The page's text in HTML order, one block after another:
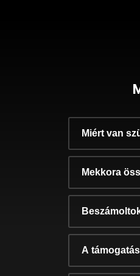
Miért van
Mekkora
A